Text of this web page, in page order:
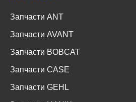
Запчасти ANT
Запчасти AVANT
Запчасти BOBCAT
Запчасти CASE
Запчасти GEHL